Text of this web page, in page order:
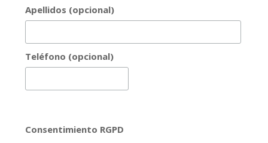
Apellidos (opcional)
Teléfono (opcional)
Consentimiento RGPD